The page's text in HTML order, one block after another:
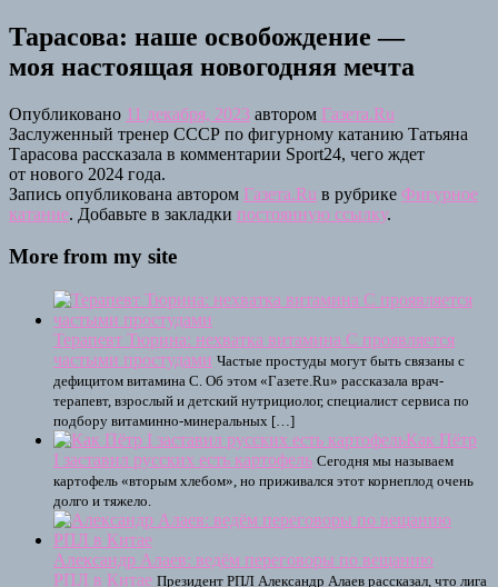
Тарасова: наше освобождение —
моя настоящая новогодняя мечта
Опубликовано 11 декабря, 2023 автором Газета.Ru
Заслуженный тренер СССР по фигурному катанию Татьяна
Тарасова рассказала в комментарии Sport24, чего ждет
от нового 2024 года.
Запись опубликована автором Газета.Ru в рубрике Фигурное
катание. Добавьте в закладки постоянную ссылку.
More from my site
Терапевт Тюрина: нехватка витамина C проявляется
частыми простудами Частые простуды могут быть связаны с
дефицитом витамина C. Об этом «Газете.Ru» рассказала врач-
терапевт, взрослый и детский нутрициолог, специалист сервиса по
подбору витаминно-минеральных […]
Как Пётр
I заставил русских есть картофель Сегодня мы называем
картофель «вторым хлебом», но приживался этот корнеплод очень
долго и тяжело.
Александр Алаев: ведём переговоры по вещанию
РПЛ в Китае Президент РПЛ Александр Алаев рассказал, что лига